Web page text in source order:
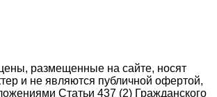
размещенные на сайте, носят
и не являются публичной офертой,
Статьи 437 (2) Гражданского